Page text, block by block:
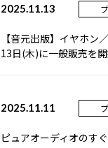
2025.11.13
【音元出版】イヤホ
13日(木)に一般販売を
2025.11.11
ピュアオーディオのす